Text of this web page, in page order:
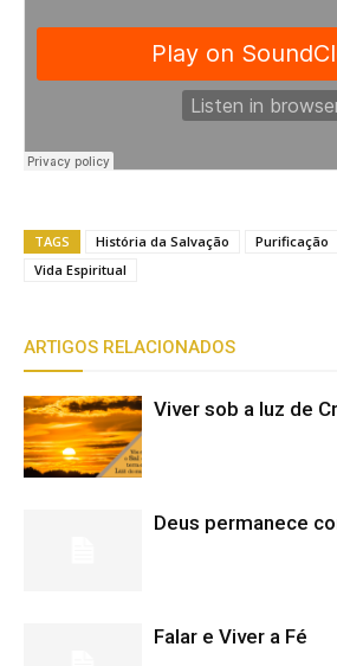
TAGS História da Salvação Purificação
Vida Espiritual
ARTIGOS RELACIONADOS
Viver sob a luz de
Deus permanece
Falar e Viver a Fé